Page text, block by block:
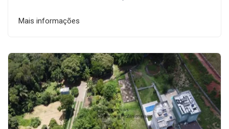
Mais informações